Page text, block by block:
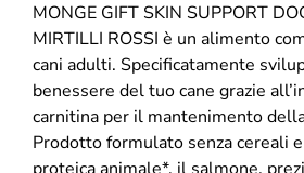
MONGE GIFT SKIN SUPPORT
MIRTILLI ROSSI è un alimento
cani adulti. Specificatamente
benessere del tuo cane grazie
carnitina per il mantenimento
Prodotto formulato senza cereali